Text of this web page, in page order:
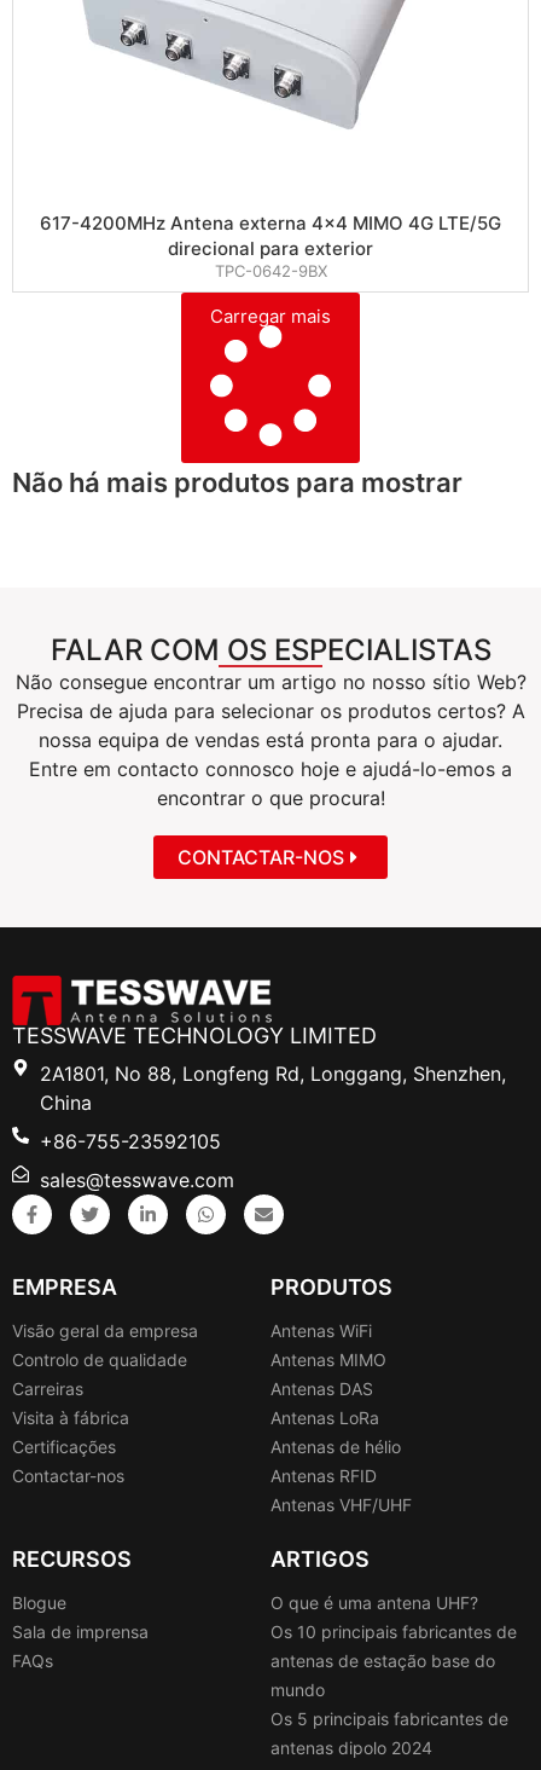
617-4200MHz Antena externa 4×4 MIMO 4G LTE/5G
direcional para exterior
TPC-0642-9BX
Carregar mais
Não há mais produtos para mostrar
FALAR COM OS ESPECIALISTAS
Não consegue encontrar um artigo no nosso sítio Web?
Precisa de ajuda para selecionar os produtos certos? A
nossa equipa de vendas está pronta para o ajudar.
Entre em contacto connosco hoje e ajudá-lo-emos a
encontrar o que procura!
CONTACTAR-NOS
TESSWAVE TECHNOLOGY LIMITED
2A1801, No 88, Longfeng Rd, Longgang, Shenzhen,
China
+86-755-23592105
sales@tesswave.com
EMPRESA
Visão geral da empresa
Controlo de qualidade
Carreiras
Visita à fábrica
Certificações
Contactar-nos
PRODUTOS
Antenas WiFi
Antenas MIMO
Antenas DAS
Antenas LoRa
Antenas de hélio
Antenas RFID
Antenas VHF/UHF
RECURSOS
Blogue
Sala de imprensa
FAQs
ARTIGOS
O que é uma antena UHF?
Os 10 principais fabricantes de
antenas de estação base do
mundo
Os 5 principais fabricantes de
antenas dipolo 2024